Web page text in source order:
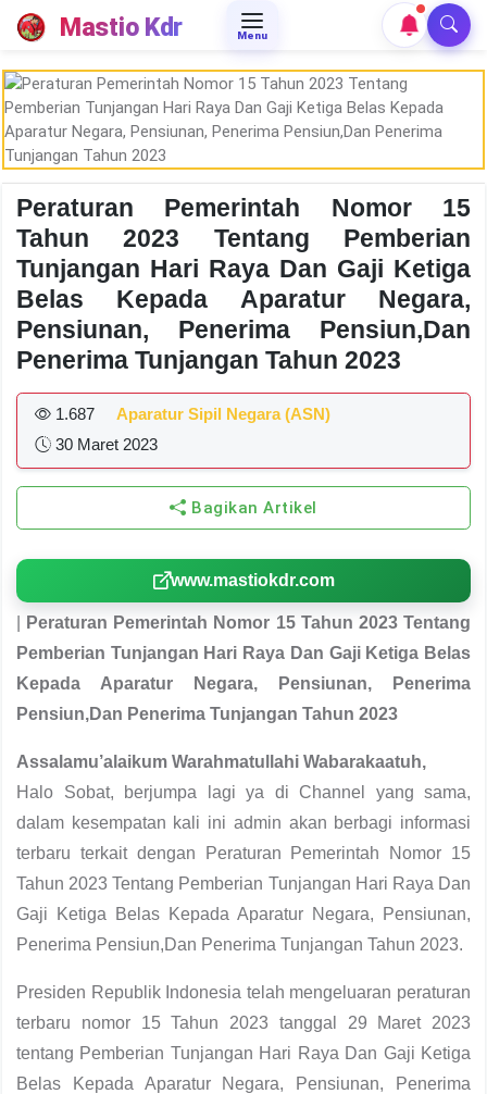
Mastio Kdr Menu
Peraturan Pemerintah Nomor 15
Tahun 2023 Tentang Pemberian
Tunjangan Hari Raya Dan Gaji Ketiga
Belas Kepada Aparatur Negara,
Pensiunan, Penerima Pensiun,Dan
Penerima Tunjangan Tahun 2023
1.687
Aparatur Sipil Negara (ASN)
30 Maret 2023
Bagikan Artikel
www.mastiokdr.com
Peraturan Pemerintah Nomor 15 Tahun 2023 Tentang
Pemberian Tunjangan Hari Raya Dan Gaji Ketiga Belas
Kepada Aparatur Negara, Pensiunan, Penerima
Pensiun,Dan Penerima Tunjangan Tahun 2023
Assalamu’alaikum Warahmatullahi Wabarakaatuh,
Halo Sobat, berjumpa lagi ya di Channel yang sama,
dalam kesempatan kali ini admin akan berbagi informasi
terbaru terkait dengan Peraturan Pemerintah Nomor 15
Tahun 2023 Tentang Pemberian Tunjangan Hari Raya Dan
Gaji Ketiga Belas Kepada Aparatur Negara, Pensiunan,
Penerima Pensiun,Dan Penerima Tunjangan Tahun 2023.
Presiden Republik Indonesia telah mengeluaran peraturan
terbaru nomor 15 Tahun 2023 tanggal 29 Maret 2023
tentang Pemberian Tunjangan Hari Raya Dan Gaji Ketiga
Belas Kepada Aparatur Negara, Pensiunan, Penerima